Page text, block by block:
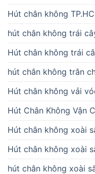
Hút chân không
hút chân không trái
Hút chân không trái
hút chân không trân
Hút chân không vải
Hút Chân Không Vận
Hút chân không xoài
Hút chân không xoài
hút chân không xoài